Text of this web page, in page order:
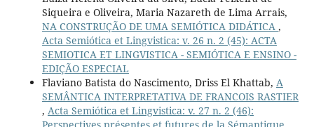
Siqueira e Oliveira, Maria Nazareth de Lima Arrais,
NA CONSTRUÇÃO DE UMA SEMIÓTICA DIDÁTICA ,
Acta Semiótica et Lingvistica: v. 26 n. 2 (45): ACTA
SEMIOTICA ET LINGVISTICA - SEMIÓTICA E ENSINO -
EDIÇÃO ESPECIAL
Flaviano Batista do Nascimento, Driss El Khattab, A
SEMÂNTICA INTERPRETATIVA DE FRANCOIS RASTIER
, Acta Semiótica et Lingvistica: v. 27 n. 2 (46):